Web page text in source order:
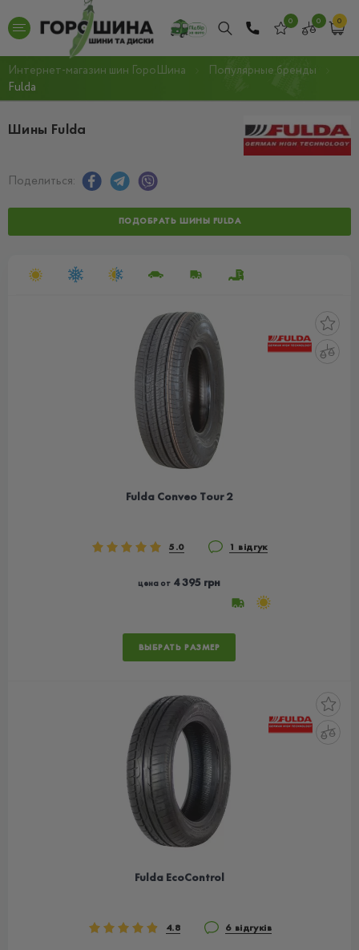
0 0 0
Интернет-магазин шин ГороШина
Популярные бренды
Fulda
Шины Fulda
Поделиться:
ПОДОБРАТЬ ШИНЫ FULDA
Fulda Conveo Tour 2
5.0 1 відгук
цена от 4 395 грн
ВЫБРАТЬ РАЗМЕР
Fulda EcoControl
4.8 6 відгуків